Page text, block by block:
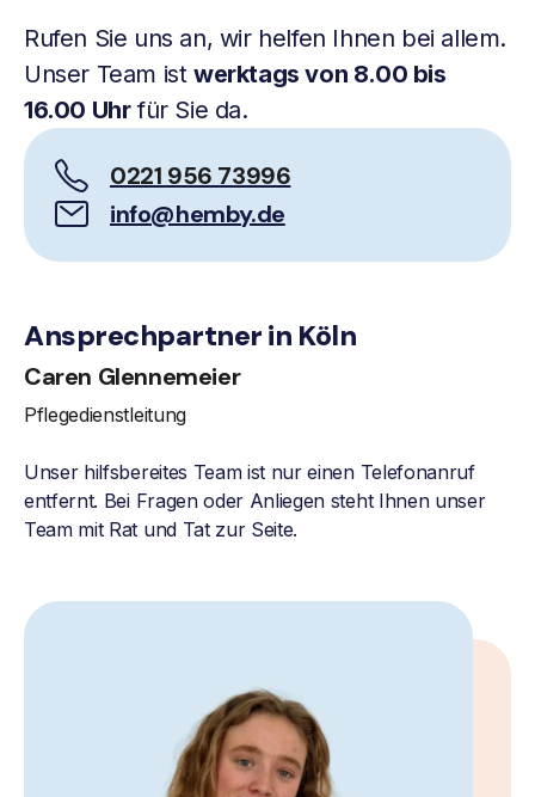
Rufen Sie uns an, wir helfen Ihnen bei allem.
Unser Team ist werktags von 8.00 bis
16.00 Uhrfür Sie da.
0221 956 73996
info@hemby.de
Ansprechpartner in Köln
Caren Glennemeier
Pflegedienstleitung
Unser hilfsbereites Team ist nur einen Telefonanruf
entfernt. Bei Fragen oder Anliegen steht Ihnen unser
Team mit Rat und Tat zur Seite.